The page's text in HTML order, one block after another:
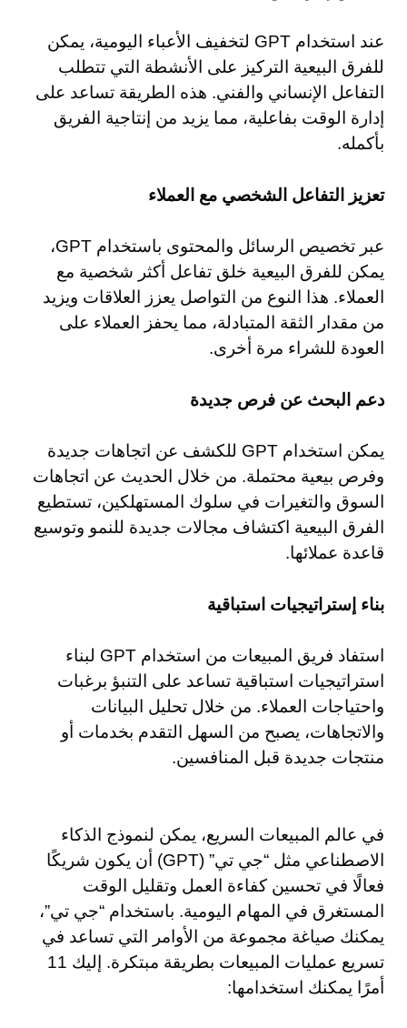
عند استخدام GPT لتخفيف الأعباء اليومية، يمكن
للفرق البيعية التركيز على الأنشطة التي تتطلب
التفاعل الإنساني والفني. هذه الطريقة تساعد على
إدارة الوقت بفاعلية، مما يزيد من إنتاجية الفريق
بأكمله.
تعزيز التفاعل الشخصي مع العملاء
عبر تخصيص الرسائل والمحتوى باستخدام GPT،
يمكن للفرق البيعية خلق تفاعل أكثر شخصية مع
العملاء. هذا النوع من التواصل يعزز العلاقات ويزيد
من مقدار الثقة المتبادلة، مما يحفز العملاء على
العودة للشراء مرة أخرى.
دعم البحث عن فرص جديدة
يمكن استخدام GPT للكشف عن اتجاهات جديدة
وفرص بيعية محتملة. من خلال الحديث عن اتجاهات
السوق والتغيرات في سلوك المستهلكين، تستطيع
الفرق البيعية اكتشاف مجالات جديدة للنمو وتوسيع
قاعدة عملائها.
بناء إستراتيجيات استباقية
استفاد فريق المبيعات من استخدام GPT لبناء
استراتيجيات استباقية تساعد على التنبؤ برغبات
واحتياجات العملاء. من خلال تحليل البيانات
والاتجاهات، يصبح من السهل التقدم بخدمات أو
منتجات جديدة قبل المنافسين.
في عالم المبيعات السريع، يمكن لنموذج الذكاء
الاصطناعي مثل “جي تي” (GPT) أن يكون شريكًا
فعالًا في تحسين كفاءة العمل وتقليل الوقت
المستغرق في المهام اليومية. باستخدام “جي تي”،
يمكنك صياغة مجموعة من الأوامر التي تساعد في
تسريع عمليات المبيعات بطريقة مبتكرة. إليك 11
أمرًا يمكنك استخدامها: